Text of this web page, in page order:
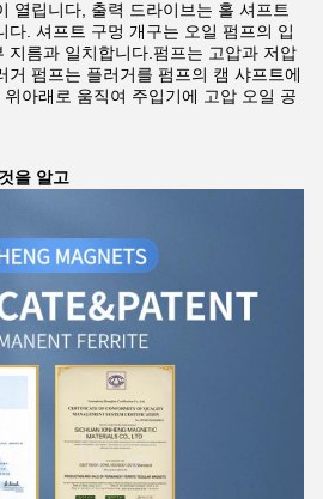
열립니다, 출력 드라이브는 홀 셔프트
다. 셔프트 구멍 개구는 오일 펌프의 입
지름과 일치합니다.펌프는 고압과 저압
거 펌프는 플러거를 펌프의 캠 샤프트에
아래로 움직여 주입기에 고압 오일 공
을 알고